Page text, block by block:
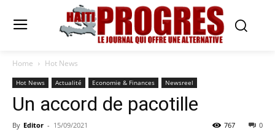
Home Hot News
Hot News Actualité Economie & Finances Newsreel
Un accord de pacotille
By Editor - 15/09/2021 0
767